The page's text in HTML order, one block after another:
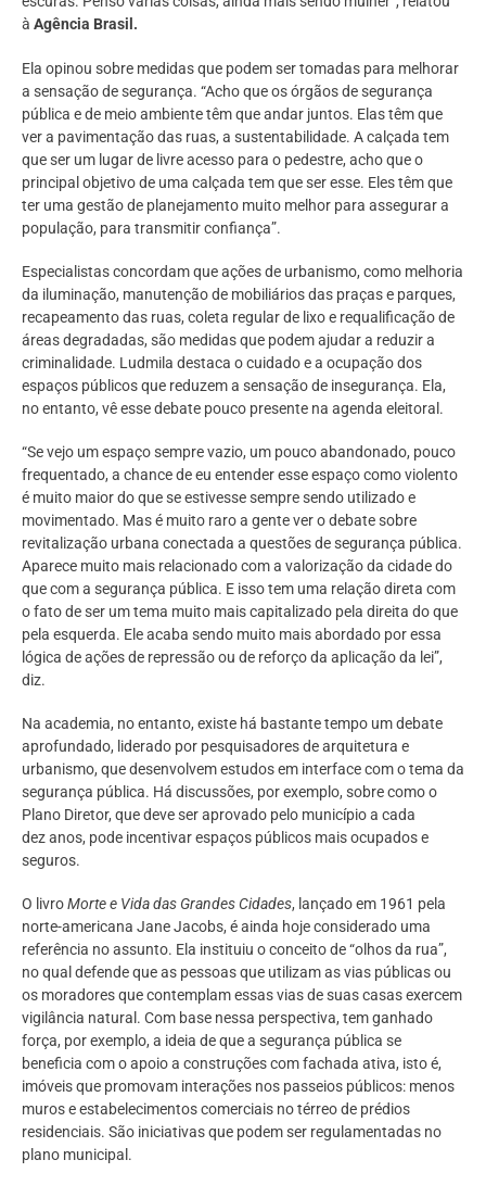
à Agência Brasil.
Ela opinou sobre medidas que podem ser tomadas para melhorar
a sensação de segurança. “Acho que os órgãos de segurança
pública e de meio ambiente têm que andar juntos. Elas têm que
ver a pavimentação das ruas, a sustentabilidade. A calçada tem
que ser um lugar de livre acesso para o pedestre, acho que o
principal objetivo de uma calçada tem que ser esse. Eles têm que
ter uma gestão de planejamento muito melhor para assegurar a
população, para transmitir confiança”.
Especialistas concordam que ações de urbanismo, como melhoria
da iluminação, manutenção de mobiliários das praças e parques,
recapeamento das ruas, coleta regular de lixo e requalificação de
áreas degradadas, são medidas que podem ajudar a reduzir a
criminalidade. Ludmila destaca o cuidado e a ocupação dos
espaços públicos que reduzem a sensação de insegurança. Ela,
no entanto, vê esse debate pouco presente na agenda eleitoral.
“Se vejo um espaço sempre vazio, um pouco abandonado, pouco
frequentado, a chance de eu entender esse espaço como violento
é muito maior do que se estivesse sempre sendo utilizado e
movimentado. Mas é muito raro a gente ver o debate sobre
revitalização urbana conectada a questões de segurança pública.
Aparece muito mais relacionado com a valorização da cidade do
que com a segurança pública. E isso tem uma relação direta com
o fato de ser um tema muito mais capitalizado pela direita do que
pela esquerda. Ele acaba sendo muito mais abordado por essa
lógica de ações de repressão ou de reforço da aplicação da lei”,
diz.
Na academia, no entanto, existe há bastante tempo um debate
aprofundado, liderado por pesquisadores de arquitetura e
urbanismo, que desenvolvem estudos em interface com o tema da
segurança pública. Há discussões, por exemplo, sobre como o
Plano Diretor, que deve ser aprovado pelo município a cada
dez anos, pode incentivar espaços públicos mais ocupados e
seguros.
O livroMorte e Vida das Grandes Cidades, lançado em 1961 pela
norte-americana Jane Jacobs, é ainda hoje considerado uma
referência no assunto. Ela instituiu o conceito de “olhos da rua”,
no qual defende que as pessoas que utilizam as vias públicas ou
os moradores que contemplam essas vias de suas casas exercem
vigilância natural. Com base nessa perspectiva, tem ganhado
força, por exemplo, a ideia de que a segurança pública se
beneficia com o apoio a construções com fachada ativa, isto é,
imóveis que promovam interações nos passeios públicos: menos
muros e estabelecimentos comerciais no térreo de prédios
residenciais. São iniciativas que podem ser regulamentadas no
plano municipal.